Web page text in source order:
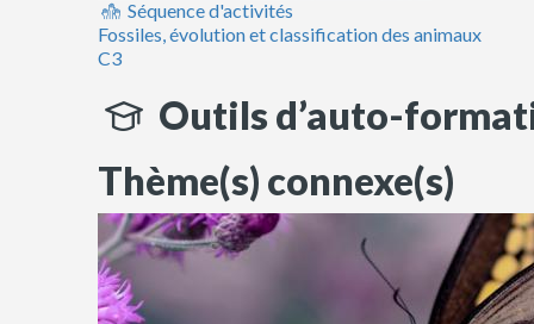
Séquence d'activités
Fossiles, évolution et classification des animaux
C3
Outils d’auto-
Thème(s) connexe(s)